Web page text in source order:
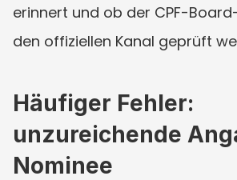
erinnert und ob der CPF-
den offiziellen Kanal geprüft
Häufiger Fehler:
unzureichende
Nominee